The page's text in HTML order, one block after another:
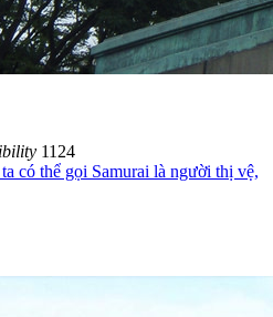
1124
có thể gọi Samurai là người thị vệ,